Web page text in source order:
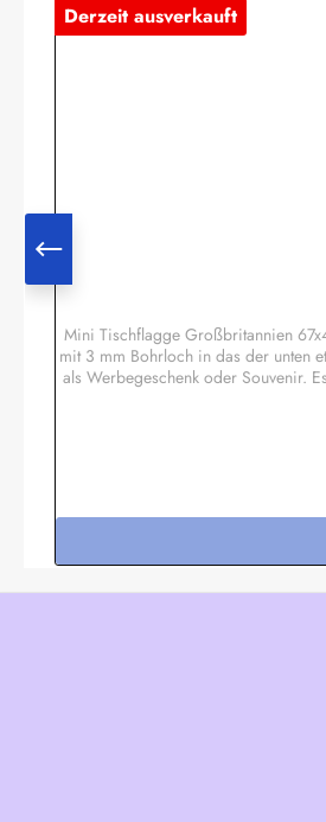
Derzeit ausverkauft
Mini Tischflagge Großbritannien
mit 3 mm Bohrloch in das der unten
als Werbegeschenk oder Souvenir.